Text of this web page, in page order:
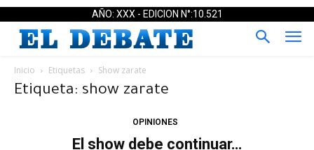
AÑO: XXX - EDICION N°:10.521
Inicio Etiquetas Show zarate
Etiqueta: show zarate
OPINIONES
El show debe continuar…